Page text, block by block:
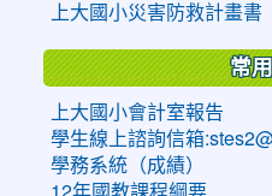
上大國小災害防救計畫書
常
上大國小會計室報告
學生線上諮詢信箱
學務系統（成績）
12年國教課程綱要